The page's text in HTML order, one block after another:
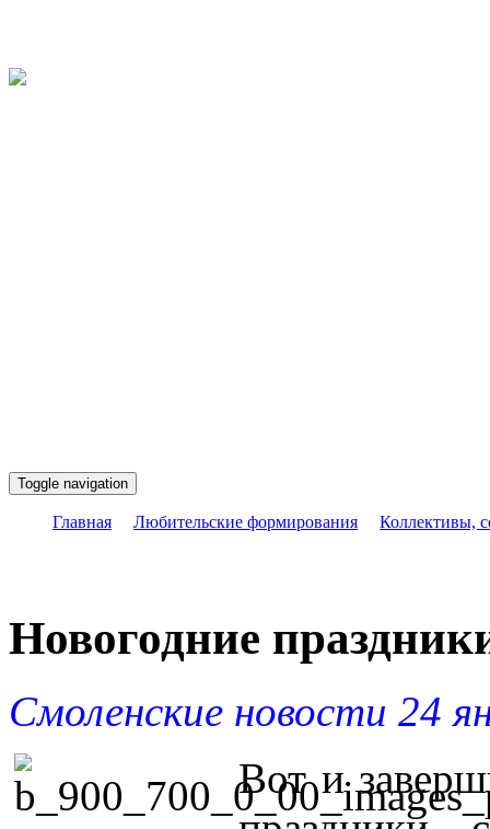
Toggle navigation
Главная Любительские формирования Коллективы,
Новогодние
Смоленские новости 24
Вот и